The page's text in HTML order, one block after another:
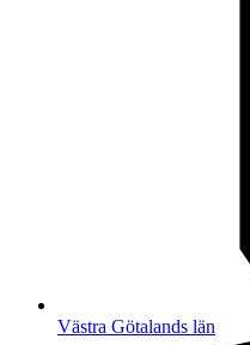
Västra Götalands län